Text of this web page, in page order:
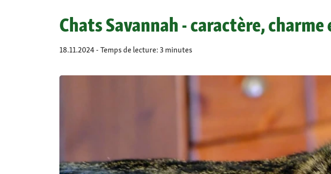
Chats Savannah - caractère,
18.11.2024 - Temps de lecture: 3 minutes